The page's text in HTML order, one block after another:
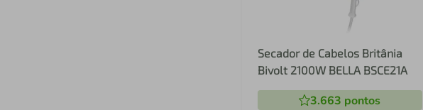
Secador de Cabelos Britânia
Bivolt 2100W BELLA BSCE21A
3.663 pontos